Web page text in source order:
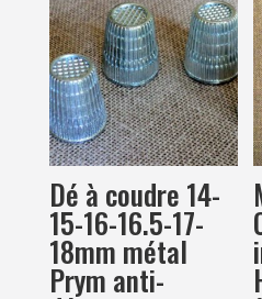
Dé à coudre 14-
15-16-16.5-17-
18mm métal
Prym anti-